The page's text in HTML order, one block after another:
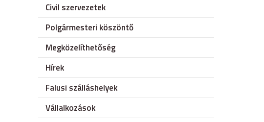
Civil szervezetek
Polgármesteri köszöntő
Megközelíthetőség
Hírek
Falusi szálláshelyek
Vállalkozások